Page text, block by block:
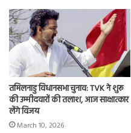
तमिलनाडु विधानसभा चुनाव: TVK ने शुरू
की उम्मीदवारों की तलाश, आज साक्षात्कार
लेंगे विजय
March 10, 2026